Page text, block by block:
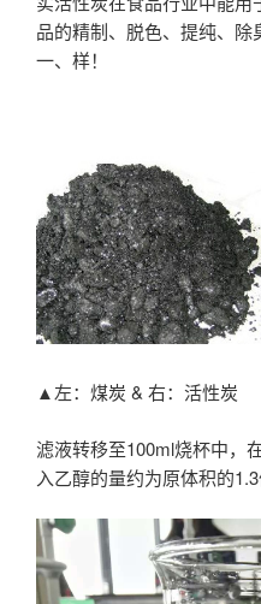
品的精制、脱色、提纯、除
一、样！
▲左：煤炭 & 右：活性炭
滤液转移至100ml烧杯中，
入乙醇的量约为原体积的1.3